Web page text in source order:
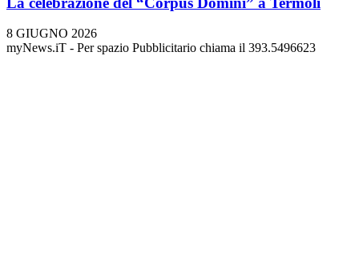
8 GIUGNO 2026
myNews.iT - Per spazio Pubblicitario chiama il 393.5496623